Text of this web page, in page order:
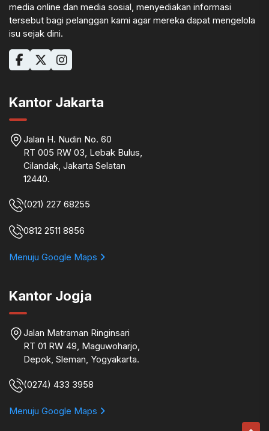
media online dan media sosial, menyediakan informasi
tersebut bagi pelanggan kami agar mereka dapat mengelola
isu sejak dini.
Kantor Jakarta
Jalan H. Nudin No. 60
RT 005 RW 03, Lebak Bulus,
Cilandak, Jakarta Selatan
12440.
(021) 227 68255
0812 2511 8856
Menuju Google Maps
Kantor Jogja
Jalan Matraman Ringinsari
RT 01 RW 49, Maguwoharjo,
Depok, Sleman, Yogyakarta.
(0274) 433 3958
Menuju Google Maps